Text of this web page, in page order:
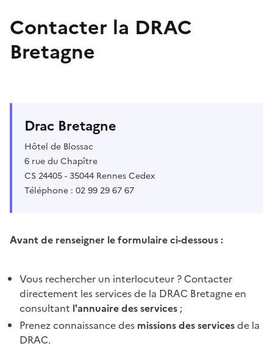
Contacter la DRAC
Bretagne
Drac Bretagne
Hôtel de Blossac
6 rue du Chapître
CS 24405 - 35044 Rennes Cedex
Téléphone : 02 99 29 67 67
Avant de renseigner le formulaire ci-dessous :
Vous rechercher un interlocuteur ? Contacter
directement les services de la DRAC Bretagne en
consultant l'annuaire des services ;
Prenez connaissance des missions des servicesde la
DRAC.